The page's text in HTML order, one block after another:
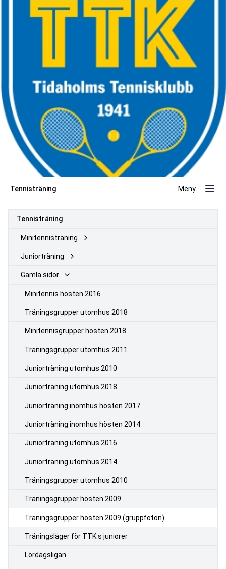
Tennisträning Meny
Tennisträning
Minitennisträning
Juniorträning
Gamla sidor
Minitennis hösten 2016
Träningsgrupper utomhus 2018
Minitennisgrupper hösten 2018
Träningsgrupper utomhus 2011
Juniorträning utomhus 2010
Juniorträning utomhus 2018
Juniorträning inomhus hösten 2017
Juniorträning inomhus hösten 2014
Juniorträning utomhus 2016
Juniorträning utomhus 2014
Träningsgrupper utomhus 2010
Träningsgrupper hösten 2009
Träningsgrupper hösten 2009 (gruppfoton)
Träningsläger för TTK:s juniorer
Lördagsligan